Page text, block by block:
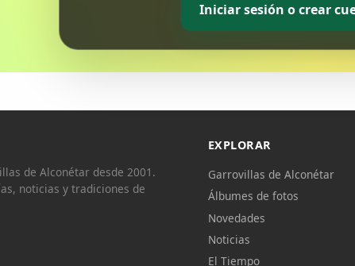
Iniciar sesión o crear
de Alconétar desde 2001.
noticias y tradiciones de
EXPLORAR
Garrovillas de Alconétar
Álbumes de fotos
Novedades
Noticias
El Tiempo